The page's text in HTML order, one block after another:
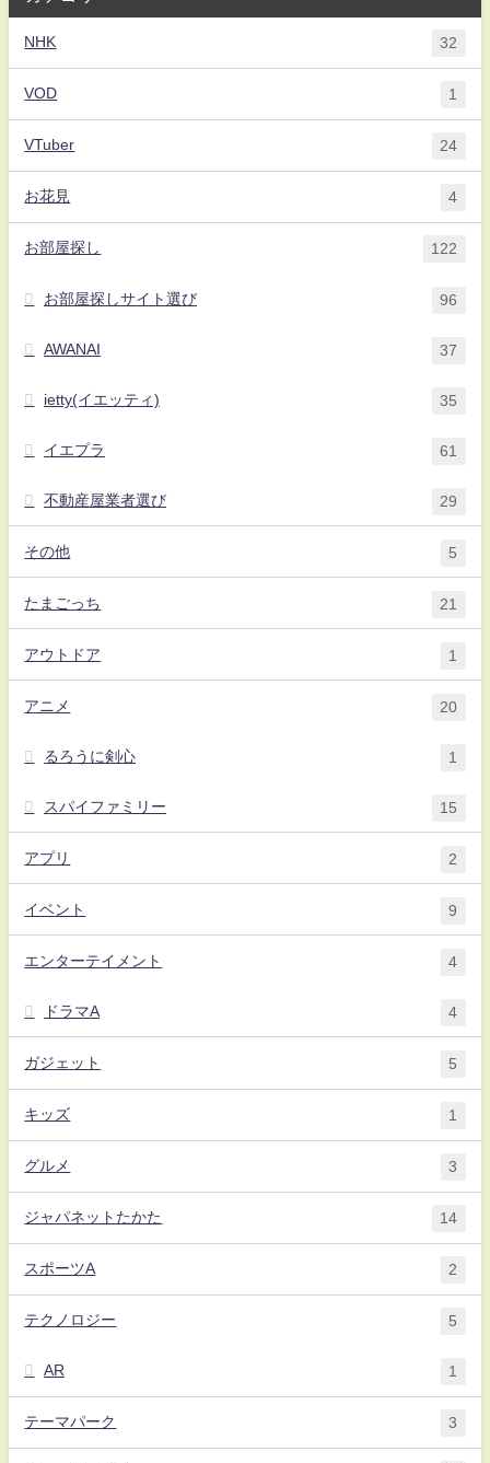
NHK 32
VOD 1
VTuber 24
お花見 4
お部屋探し 122
お部屋探しサイト選び 96
AWANAI 37
ietty(イエッティ) 35
イエプラ 61
不動産屋業者選び 29
その他 5
たまごっち 21
アウトドア 1
アニメ 20
るろうに剣心 1
スパイファミリー 15
アプリ 2
イベント 9
エンターテイメント 4
ドラマA 4
ガジェット 5
キッズ 1
グルメ 3
ジャパネットたかた 14
スポーツA 2
テクノロジー 5
AR 1
テーマパーク 3